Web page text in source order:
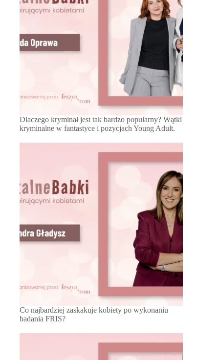
Dlaczego kryminał jest tak bardzo popularny? Wątki
kryminalne w fantastyce i pozycjach Young Adult.
Co najbardziej zaskakuje kobiety po wykonaniu
badania FRIS?